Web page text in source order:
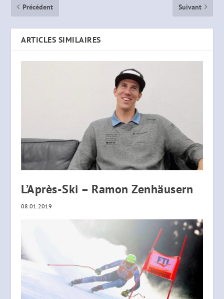
Précédent
Suivant
ARTICLES SIMILAIRES
L’Après-Ski – Ramon Zenhäusern
08.01.2019